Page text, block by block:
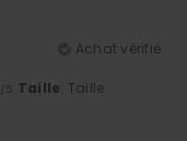
Achat vérifié
/5 Taille: Taille